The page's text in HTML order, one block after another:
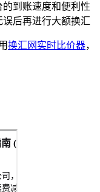
到账速度和便利性
后再进行大额换汇
换汇网实时比价器，